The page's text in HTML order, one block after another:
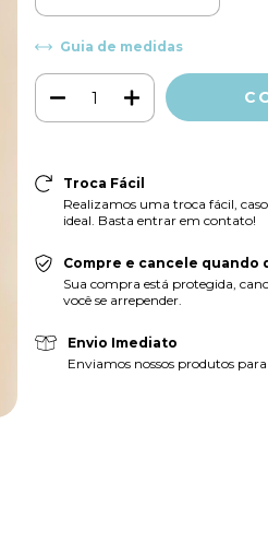
Guia de medidas
Troca Fácil
Realizamos uma troca fácil,
ideal. Basta entrar em contato!
Compre e cancele quando
Sua compra está protegida,
você se arrepender.
Envio Imediato
Enviamos nossos produtos